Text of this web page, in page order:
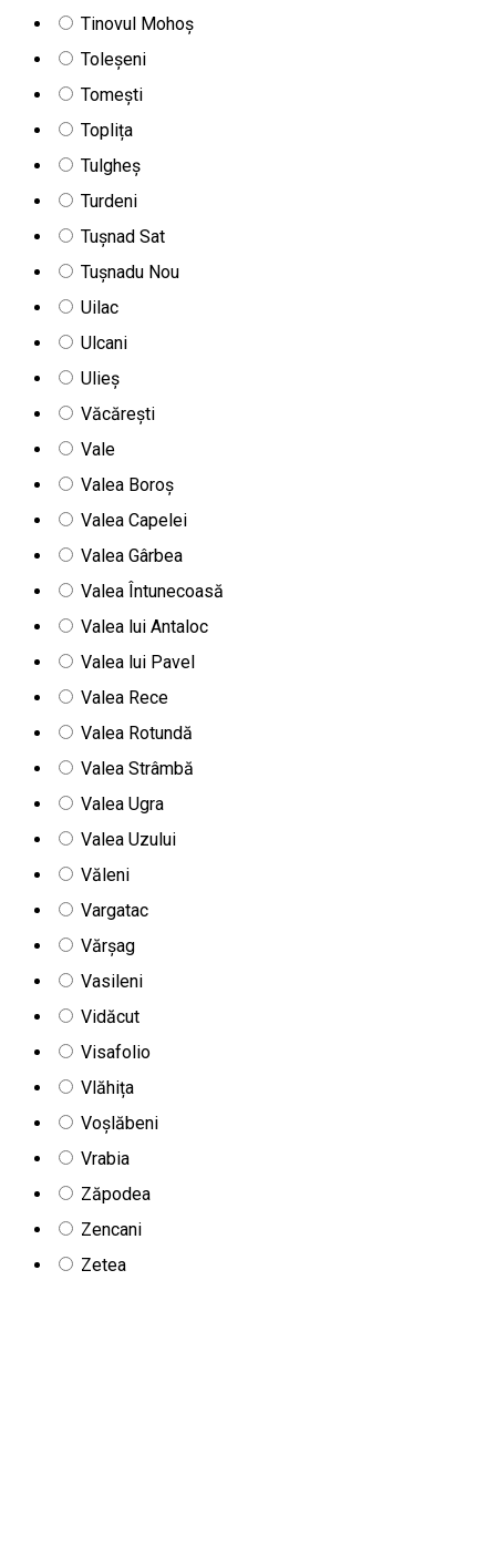
Tinovul Mohoș
Toleșeni
Tomești
Toplița
Tulgheș
Turdeni
Tușnad Sat
Tușnadu Nou
Uilac
Ulcani
Ulieș
Văcărești
Vale
Valea Boroș
Valea Capelei
Valea Gârbea
Valea Întunecoasă
Valea lui Antaloc
Valea lui Pavel
Valea Rece
Valea Rotundă
Valea Strâmbă
Valea Ugra
Valea Uzului
Văleni
Vargatac
Vărșag
Vasileni
Vidăcut
Visafolio
Vlăhița
Voșlăbeni
Vrabia
Zăpodea
Zencani
Zetea